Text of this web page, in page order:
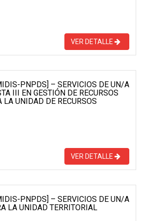
VER DETALLE
PNPDS] – SERVICIOS DE UN/A
III EN GESTIÓN DE RECURSOS
LA UNIDAD DE RECURSOS
VER DETALLE
PNPDS] – SERVICIOS DE UN/A
LA UNIDAD TERRITORIAL